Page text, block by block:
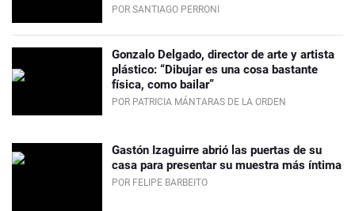
POR SANTIAGO PERRONI
Gonzalo Delgado, director de arte y artista
plástico: “Dibujar es una cosa bastante
física, como bailar”
POR PATRICIA MÁNTARAS DE LA ORDEN
Gastón Izaguirre abrió las puertas de su
casa para presentar su muestra más íntima
POR FELIPE BARBEITO